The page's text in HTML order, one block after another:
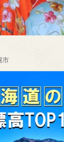
市